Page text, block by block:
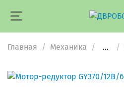
Главная Механика ...